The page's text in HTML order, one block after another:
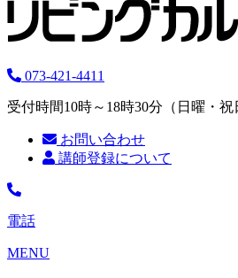
073-421-4411
受付時間10時～18時30分（日曜・祝
お問い合わせ
講師登録について
電話
MENU